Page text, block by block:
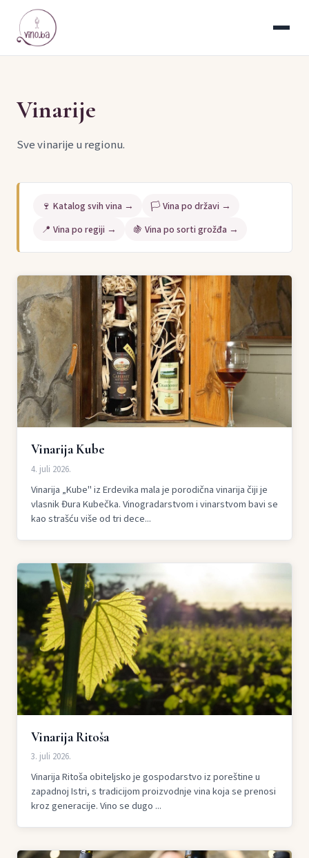
Vinarije
Sve vinarije u regionu.
🍷 Katalog svih vina →
🏳️ Vina po državi →
📍 Vina po regiji →
🍇 Vina po sorti grožđa →
Vinarija Kube
4. juli 2026.
Vinarija „Kube" iz Erdevika mala je porodična vinarija čiji je
vlasnik Đura Kubečka. Vinogradarstvom i vinarstvom bavi se
kao strašću više od tri dece...
Vinarija Ritoša
3. juli 2026.
Vinarija Ritoša obiteljsko je gospodarstvo iz poreštine u
zapadnoj Istri, s tradicijom proizvodnje vina koja se prenosi
kroz generacije. Vino se dugo ...